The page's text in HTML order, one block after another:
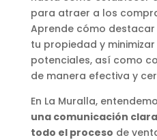
para atraer a los
Aprende cómo
tu propiedad y
potenciales, así como
de manera efectiva y
En La Muralla,
una comunicación
todo el proceso de